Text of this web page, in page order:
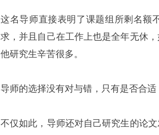
这名导师直接表明了课题组所剩名额
求，并且自己在工作上也是全年无休
他研究生辛苦很多。
导师的选择没有对与错，只有是否合适
不仅如此，导师还对自己研究生的论